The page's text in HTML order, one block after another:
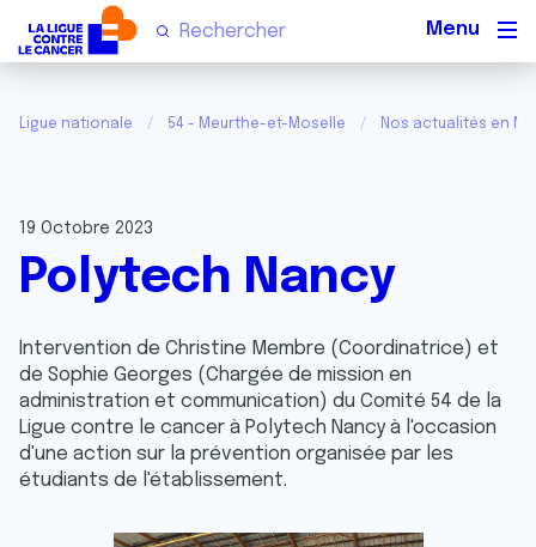
Ligue nationale 54 - Meurthe-et-Moselle Nos actualités en
19 Octobre 2023
Polytech Nancy
Intervention de Christine Membre (Coordinatrice) et
de Sophie Georges (Chargée de mission en
administration et communication) du Comité 54 de la
Ligue contre le cancer à Polytech Nancy à l'occasion
d'une action sur la prévention organisée par les
étudiants de l'établissement.